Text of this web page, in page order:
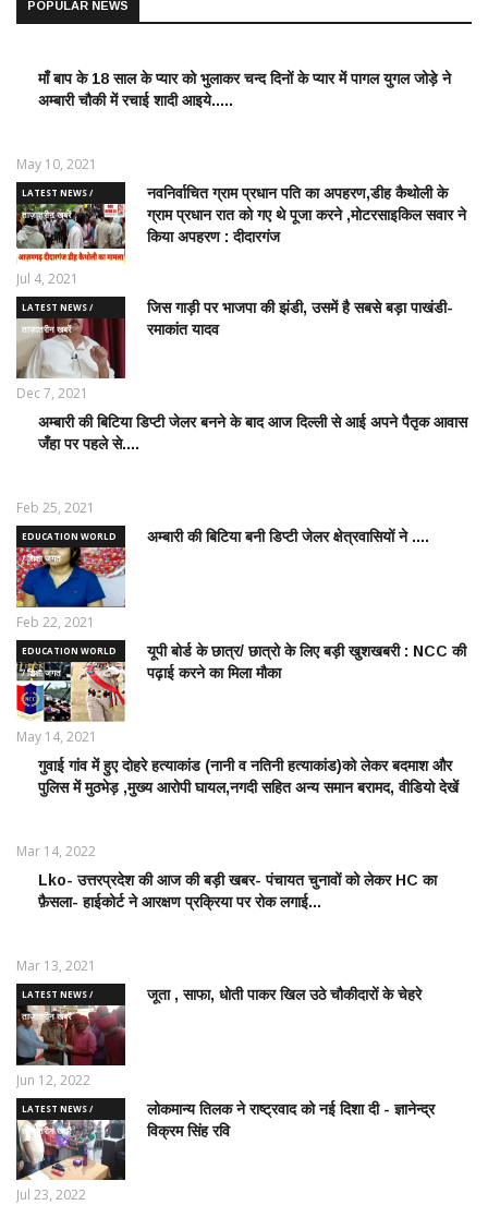
POPULAR NEWS
LATEST
NEWS /
माँ बाप के 18 साल के प्यार को भुलाकर चन्द दिनों के प्यार में पागल युगल जोड़े ने
अम्बारी चौकी में रचाई शादी आइये.....
May 10, 2021
LATEST NEWS /
ताज़ातरीन खबरें
नवनिर्वाचित ग्राम प्रधान पति का अपहरण,डीह कैथोली के
ग्राम प्रधान रात को गए थे पूजा करने ,मोटरसाइकिल सवार ने
किया अपहरण : दीदारगंज
Jul 4, 2021
LATEST NEWS /
ताज़ातरीन खबरें
जिस गाड़ी पर भाजपा की झंडी, उसमें है सबसे बड़ा पाखंडी-
रमाकांत यादव
Dec 7, 2021
EDUCATION
WORLD /
अम्बारी की बिटिया डिप्टी जेलर बनने के बाद आज दिल्ली से आई अपने पैतृक आवास
जँहा पर पहले से....
Feb 25, 2021
EDUCATION WORLD
/ शिक्षा जगत
अम्बारी की बिटिया बनी डिप्टी जेलर क्षेत्रवासियों ने ....
Feb 22, 2021
EDUCATION WORLD
/ शिक्षा जगत
यूपी बोर्ड के छात्र/ छात्रो के लिए बड़ी खुशखबरी : NCC की
पढ़ाई करने का मिला मौका
May 14, 2021
CRIME
NEWS
ख़बरे
गुवाई गांव में हुए दोहरे हत्याकांड (नानी व नतिनी हत्याकांड)को लेकर बदमाश और
पुलिस में मुठभेड़ ,मुख्य आरोपी घायल,नगदी सहित अन्य समान बरामद, वीडियो देखें
Mar 14, 2022
POLITICS
NEWS /
Lko- उत्तरप्रदेश की आज की बड़ी खबर- पंचायत चुनावों को लेकर HC का
फ़ैसला- हाईकोर्ट ने आरक्षण प्रक्रिया पर रोक लगाई...
Mar 13, 2021
LATEST NEWS /
ताज़ातरीन खबरें
जूता , साफा, धोती पाकर खिल उठे चौकीदारों के चेहरे
Jun 12, 2022
LATEST NEWS /
ताज़ातरीन खबरें
लोकमान्य तिलक ने राष्ट्रवाद को नई दिशा दी - ज्ञानेन्द्र
विक्रम सिंह रवि
Jul 23, 2022